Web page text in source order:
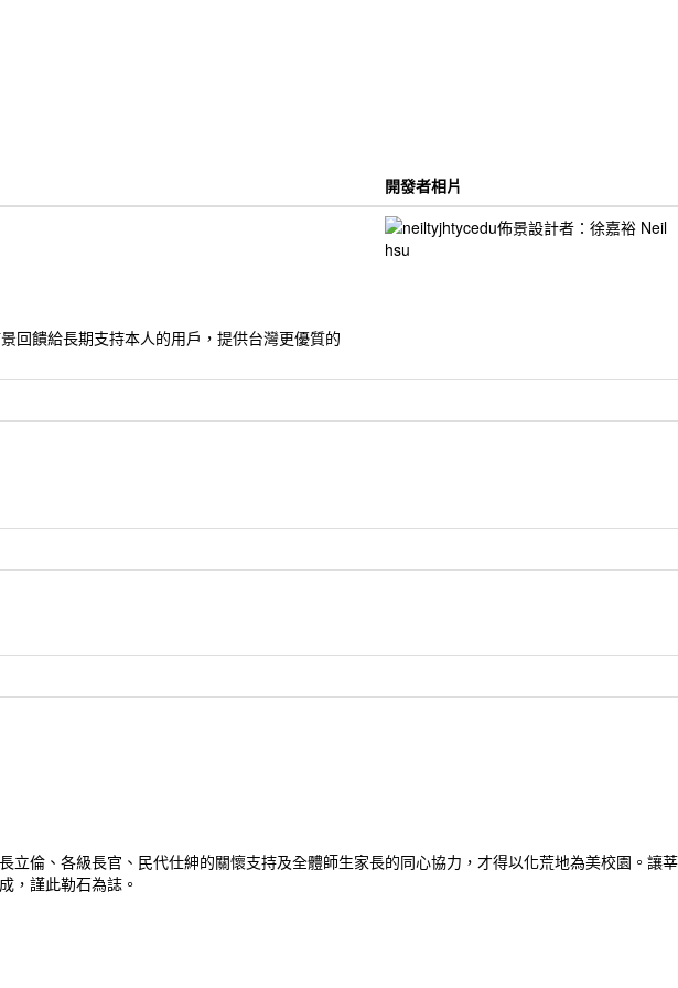
開發者相片
回饋給長期支持本人的用戶，提供台灣更優質的
倫、各級長官、民代仕紳的關懷支持及全體師生家長的同心協力，才得以化荒地為美校園。讓莘
，謹此勒石為誌。